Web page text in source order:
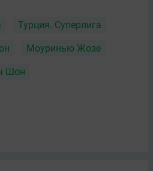
Турция. Суперлига
Моуринью Жозе
Шон